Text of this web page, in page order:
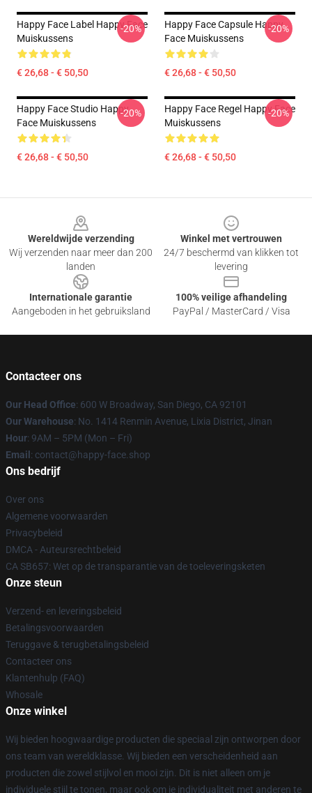
Happy Face Label Happy Face
Muiskussens
€ 26,68 - € 50,50
-20%
Happy Face Capsule Happy
Face Muiskussens
€ 26,68 - € 50,50
-20%
Happy Face Studio Happy
Face Muiskussens
€ 26,68 - € 50,50
-20%
Happy Face Regel Happy Face
Muiskussens
€ 26,68 - € 50,50
-20%
Wereldwijde verzending
Wij verzenden naar meer dan 200
landen
Winkel met vertrouwen
24/7 beschermd van klikken tot
levering
Internationale garantie
Aangeboden in het gebruiksland
100% veilige afhandeling
PayPal / MasterCard / Visa
Contacteer ons
Our Head Office: 600 W Broadway, San Diego, CA 92101
Our Warehouse: No. 1414 Renmin Avenue, Lixia District, Jinan
Hour: 9AM – 5PM (Mon – Fri)
Email : contact@happy-face.shop
Ons bedrijf
Over ons
Algemene voorwaarden
Privacybeleid
DMCA - Auteursrechtbeleid
CA SB657: Wet op de transparantie van de toeleveringsketen
Onze steun
Verzend- en leveringsbeleid
Betalingsvoorwaarden
Teruggave & terugbetalingsbeleid
Contacteer ons
Klantenhulp (FAQ)
Whosale
Onze winkel
Wij bieden hoogwaardige producten die speciaal zijn ontworpen door
ons team van wereldklasse. Wij bieden een verscheidenheid aan
producten die zowel stijlvol en mooi zijn. Dit is niet alleen om je
individuele stijl te tonen, maar ook om je individualiteit met anderen te